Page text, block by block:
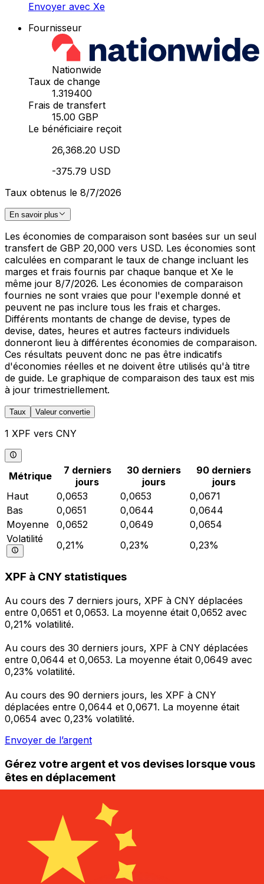
Envoyer avec Xe
Fournisseur
Nationwide
Taux de change
1.319400
Frais de transfert
15.00 GBP
Le bénéficiaire reçoit
26,368.20 USD
-375.79 USD
Taux obtenus le 8/7/2026
En savoir plus
Les économies de comparaison sont basées sur un seul
transfert de GBP 20,000 vers USD. Les économies sont
calculées en comparant le taux de change incluant les
marges et frais fournis par chaque banque et Xe le
même jour 8/7/2026. Les économies de comparaison
fournies ne sont vraies que pour l'exemple donné et
peuvent ne pas inclure tous les frais et charges.
Différents montants de change de devise, types de
devise, dates, heures et autres facteurs individuels
donneront lieu à différentes économies de comparaison.
Ces résultats peuvent donc ne pas être indicatifs
d'économies réelles et ne doivent être utilisés qu'à titre
de guide. Le graphique de comparaison des taux est mis
à jour trimestriellement.
Taux Valeur convertie
1 XPF vers CNY
Métrique
7 derniers
jours
30 derniers
jours
90 derniers
jours
Haut
0,0653 0,0653
0,0671
Bas
0,0651 0,0644
0,0644
Moyenne
0,0652 0,0649
0,0654
Volatilité
0,21% 0,23% 0,23%
XPF à CNY statistiques
Au cours des 7 derniers jours, XPF à CNY déplacées
entre 0,0651 et 0,0653. La moyenne était 0,0652 avec
0,21% volatilité.
Au cours des 30 derniers jours, XPF à CNY déplacées
entre 0,0644 et 0,0653. La moyenne était 0,0649 avec
0,23% volatilité.
Au cours des 90 derniers jours, les XPF à CNY
déplacées entre 0,0644 et 0,0671. La moyenne était
0,0654 avec 0,23% volatilité.
Envoyer de l’argent
Gérez votre argent et vos devises lorsque vous
êtes en déplacement
L'application Xe réunit toutes les fonctionnalités
nécessaires pour vos transferts d'argent internationaux
et la gestion de vos devises. Convertissez des devises,
programmez des alertes de taux et transférez de
l'argent à l'étranger sans frais cachés. Téléchargez
l'application dès aujourd'hui !